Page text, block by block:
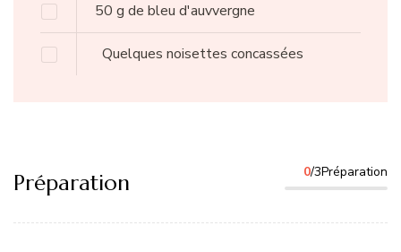
50 g de bleu d'auvvergne
Quelques noisettes concassées
Préparation 0/3Préparation